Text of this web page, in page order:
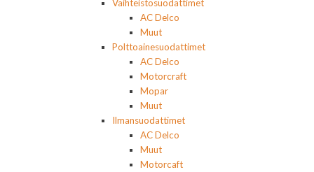
Vaihteistosuodattimet
AC Delco
Muut
Polttoainesuodattimet
AC Delco
Motorcraft
Mopar
Muut
Ilmansuodattimet
AC Delco
Muut
Motorcaft